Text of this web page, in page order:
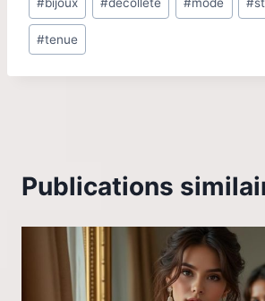
de
la
#bijoux #décolleté #mode #
#tenue
Publications